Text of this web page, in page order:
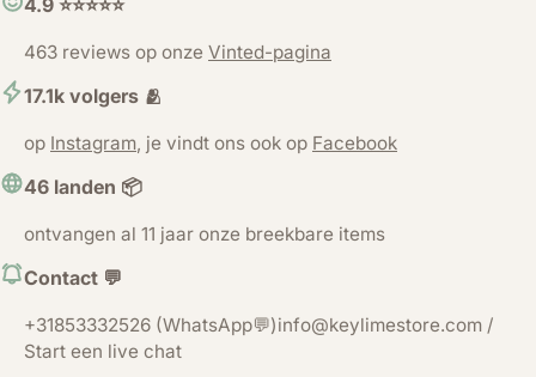
4.9 ⭐️⭐️⭐️⭐️⭐️
463 reviews op onze Vinted-pagina
17.1k volgers 🫂
op Instagram, je vindt ons ook op Facebook
46 landen 📦
ontvangen al 11 jaar onze breekbare items
Contact 💬
+31853332526 (WhatsApp💬)info@keylimestore.com /
Start een live chat